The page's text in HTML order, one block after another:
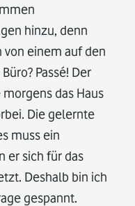
hinzu, denn
von einem auf den
Passé! Der
das Haus
Die gelernte
muss ein
er sich für das
Deshalb bin ich
gespannt.